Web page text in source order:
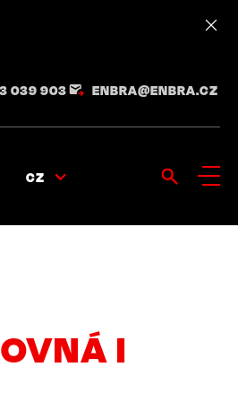
039 903 ENBRA@ENBRA.CZ
CZ
I